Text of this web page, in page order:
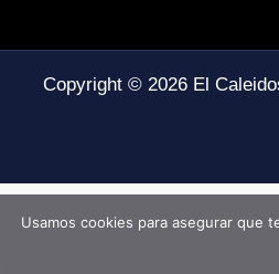
Copyright © 2026 El
Usamos cookies para asegurar que